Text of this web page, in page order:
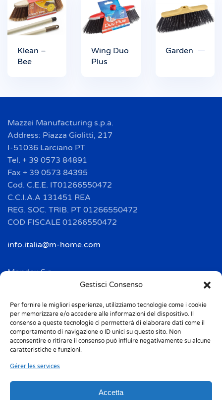
Gestisci Consenso
Per fornire le migliori esperienze, utilizziamo tecnologie come i cookie
per memorizzare e/o accedere alle informazioni del dispositivo. Il
consenso a queste tecnologie ci permetterà di elaborare dati come il
comportamento di navigazione o ID unici su questo sito. Non
acconsentire o ritirare il consenso può influire negativamente su alcune
caratteristiche e funzioni.
Gérer les services
Accetta
Klean –
Bee
Wing Duo
Plus
Garden
Mazzei Manufacturing s.p.a.
Address: Piazza Giolitti, 217
I-51036 Larciano PT
Tel. + 39 0573 84891
Fax + 39 0573 84395
Cod. C.E.E. IT01266550472
C.C.I.A.A 131451 REA
REG. SOC. TRIB. PT 01266550472
COD FISCALE 01266550472
info.italia@m-home.com
Mondex S.a.
Address: 2 Rue Ampère - BP 120
Tél. + 33(0)3 88 69 20 40
Fax + 33(0)3 88 69 20 41
info.france@m-home.com
Mondex Menaje España S.a.
Address: Ctra de Girona, km. 101.5
E-17160 Angles (Girona)